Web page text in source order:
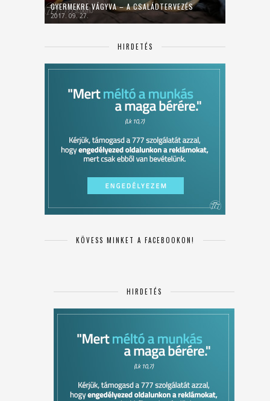
GYERMEKRE VÁGYVA – A CSALÁDTERVEZÉS
2017. 09. 27.
HIRDETÉS
KÖVESS MINKET A FACEBOOKON!
HIRDETÉS